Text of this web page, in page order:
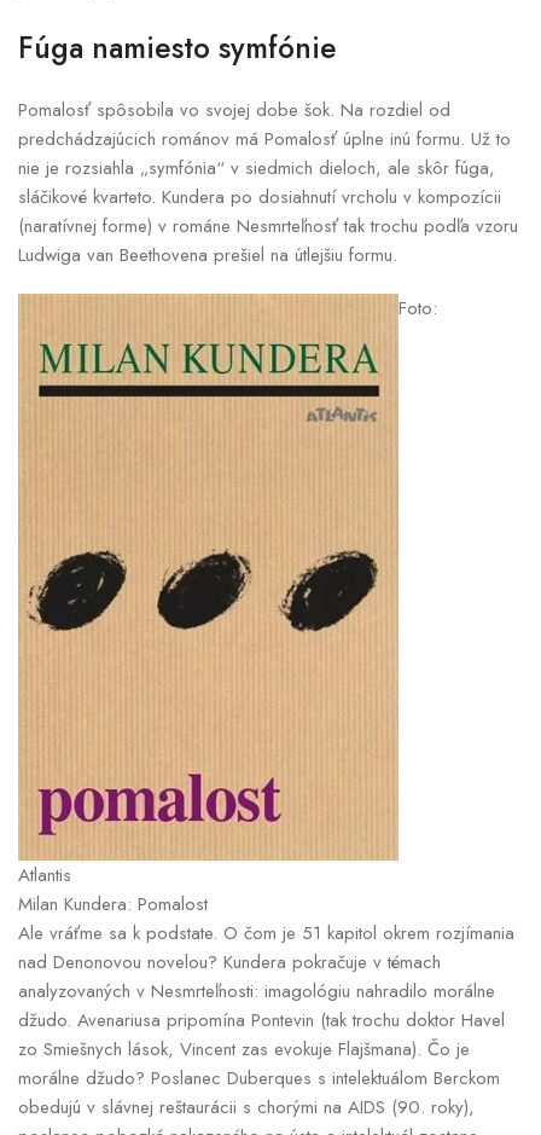
Fúga namiesto symfónie
Pomalosť spôsobila vo svojej dobe šok. Na rozdiel od
predchádzajúcich románov má Pomalosť úplne inú formu. Už to
nie je rozsiahla „symfónia“ v siedmich dieloch, ale skôr fúga,
sláčikové kvarteto. Kundera po dosiahnutí vrcholu v kompozícii
(naratívnej forme) v románe Nesmrteľnosť tak trochu podľa vzoru
Ludwiga van Beethovena prešiel na útlejšiu formu.
Foto:
Atlantis
Milan Kundera: Pomalost
Ale vráťme sa k podstate. O čom je 51 kapitol okrem rozjímania
nad Denonovou novelou? Kundera pokračuje v témach
analyzovaných v Nesmrteľnosti: imagológiu nahradilo morálne
džudo. Avenariusa pripomína Pontevin (tak trochu doktor Havel
zo Smiešnych lások, Vincent zas evokuje Flajšmana). Čo je
morálne džudo? Poslanec Duberques s intelektuálom Berckom
obedujú v slávnej reštaurácii s chorými na AIDS (90. roky),